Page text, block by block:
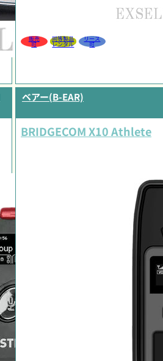
販売
可
同等製品
レンタル
リース
可
ベアー(B-EAR)
BRIDGECOM X10 Athlete